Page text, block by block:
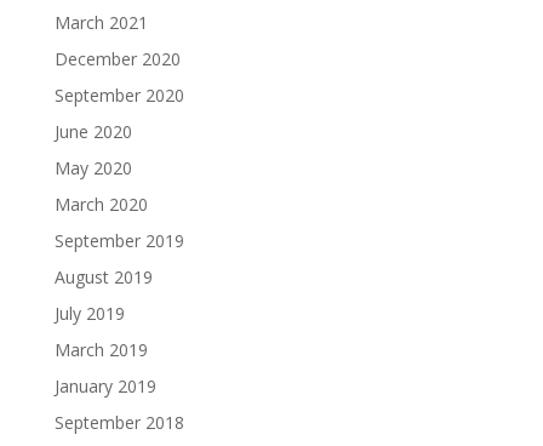
March 2021
December 2020
September 2020
June 2020
May 2020
March 2020
September 2019
August 2019
July 2019
March 2019
January 2019
September 2018